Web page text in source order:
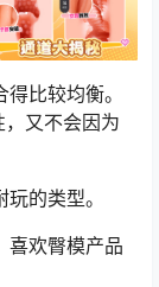
比较均衡。
又不会因为
的类型。
喜欢臀模产品